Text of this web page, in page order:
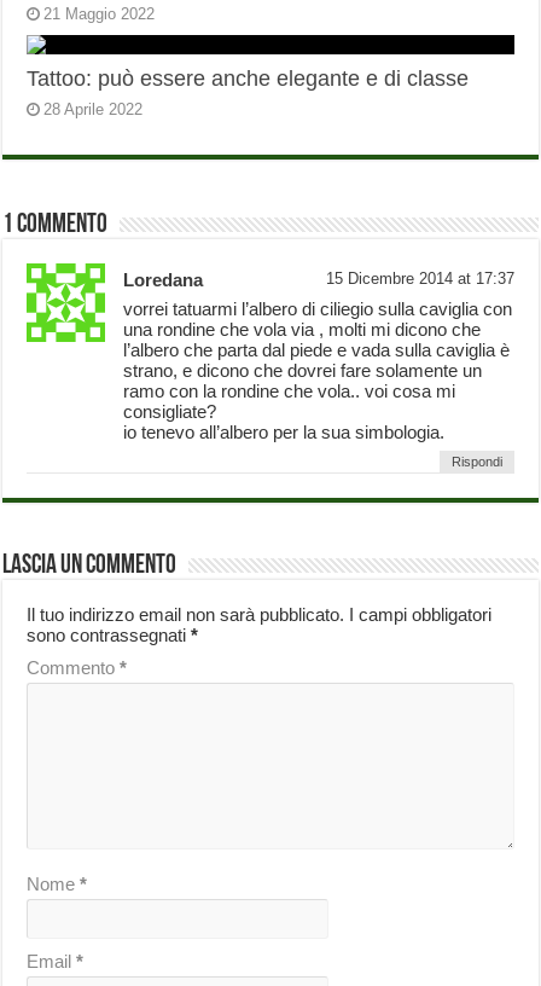
21 Maggio 2022
Tattoo: può essere anche elegante e di classe
28 Aprile 2022
1 Commento
Loredana 15 Dicembre 2014 at 17:37
vorrei tatuarmi l’albero di ciliegio sulla caviglia con
una rondine che vola via , molti mi dicono che
l’albero che parta dal piede e vada sulla caviglia è
strano, e dicono che dovrei fare solamente un
ramo con la rondine che vola.. voi cosa mi
consigliate?
io tenevo all’albero per la sua simbologia.
Rispondi
Lascia un commento
Il tuo indirizzo email non sarà pubblicato. I campi obbligatori
sono contrassegnati*
Commento*
Nome*
Email*